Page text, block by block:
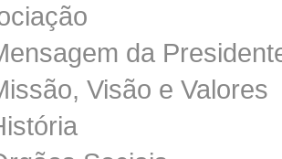
da
Visão e Valores